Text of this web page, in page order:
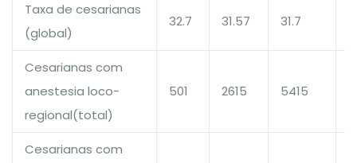
Taxa de cesarianas
(global)
32.7 31.57 31.7
Cesarianas com
anestesia loco-
regional(total)
501 2615 5415
Cesarianas com